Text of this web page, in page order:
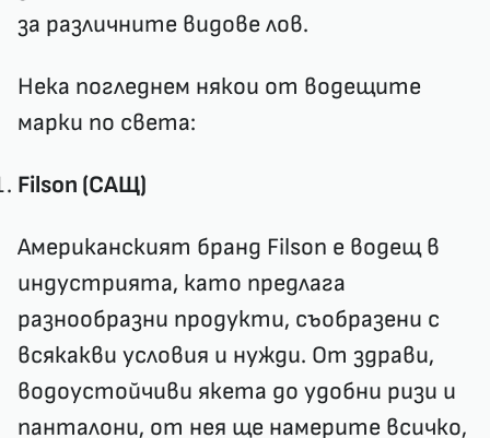
за различните видове лов.
Нека погледнем някои от водещите
марки по света:
Filson (САЩ)
Американският бранд Filson е водещ в
индустрията, като предлага
разнообразни продукти, съобразени с
всякакви условия и нужди. От здрави,
водоустойчиви якета до удобни ризи и
панталони, от нея ще намерите всичко,